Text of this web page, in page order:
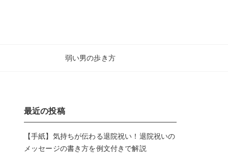
弱い男の歩き方
最近の投稿
【手紙】気持ちが伝わる退院祝い！退院祝いの
メッセージの書き方を例文付きで解説